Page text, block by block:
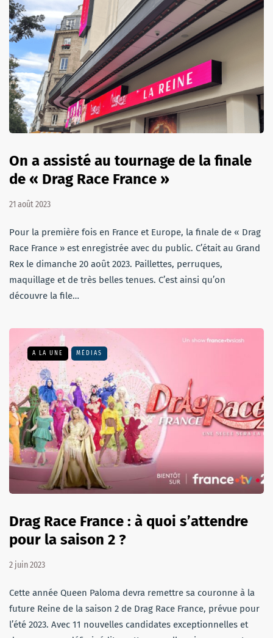
On a assisté au tournage de la finale
de « Drag Race France »
21 août 2023
Pour la première fois en France et Europe, la finale de « Drag
Race France » est enregistrée avec du public. C’était au Grand
Rex le dimanche 20 août 2023. Paillettes, perruques,
maquillage et de très belles tenues. C’est ainsi qu’on
découvre la file…
A LA UNE MÉDIAS
Drag Race France : à quoi s’attendre
pour la saison 2 ?
2 juin 2023
Cette année Queen Paloma devra remettre sa couronne à la
future Reine de la saison 2 de Drag Race France, prévue pour
l’été 2023. Avec 11 nouvelles candidates exceptionnelles et